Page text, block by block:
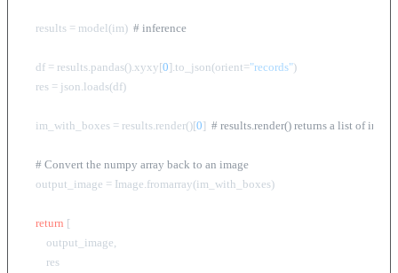
    results = model(im)
# inference
    df = results.pandas().xyxy[
0].to_json(orient="records")
    res = json.loads(df)
    im_with_boxes = results.render()[
0] # results.render() returns a list of
# Convert the numpy array back to an image
    output_image = Image.fromarray(im_with_boxes)
return [
        output_image,
        res